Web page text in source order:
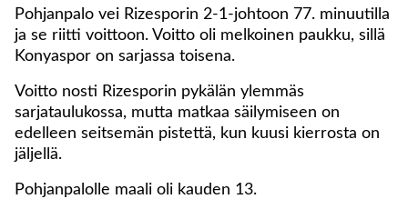
Pohjanpalo vei Rizesporin 2-1-johtoon 77. minuutilla
ja se riitti voittoon. Voitto oli melkoinen paukku, sillä
Konyaspor on sarjassa toisena.
Voitto nosti Rizesporin pykälän ylemmäs
sarjataulukossa, mutta matkaa säilymiseen on
edelleen seitsemän pistettä, kun kuusi kierrosta on
jäljellä.
Pohjanpalolle maali oli kauden 13.